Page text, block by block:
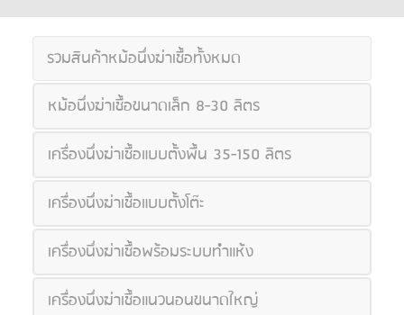
รวมสินค้าหม้อนึ่งฆ่าเชื้อทั้งหมด
หม้อนึ่งฆ่าเชื้อขนาดเล็ก 8-30 ลิตร
เครื่องนึ่งฆ่าเชื้อแบบตั้งพื้น 35-150 ลิตร
เครื่องนึ่งฆ่าเชื้อแบบตั้งโต๊ะ
เครื่องนึ่งฆ่าเชื้อพร้อมระบบทำแห้ง
เครื่องนึ่งฆ่าเชื้อแนวนอนขนาดใหญ่